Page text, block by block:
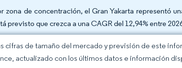
zona de concentración, el Gran Yakarta representó
previsto que crezca a una CAGR del 12,94% entre
cifras de tamaño del mercado y previsión de este
actualizado con los últimos datos e información